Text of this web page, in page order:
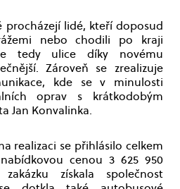
procházejí lidé, kteří doposud
nebo chodili po kraji
tedy ulice díky novému
Zároveň se zrealizuje
kde se v minulosti
oprav s krátkodobým
Jan Konvalinka.
realizaci se přihlásilo celkem
cenou 3 625 950
získala společnost